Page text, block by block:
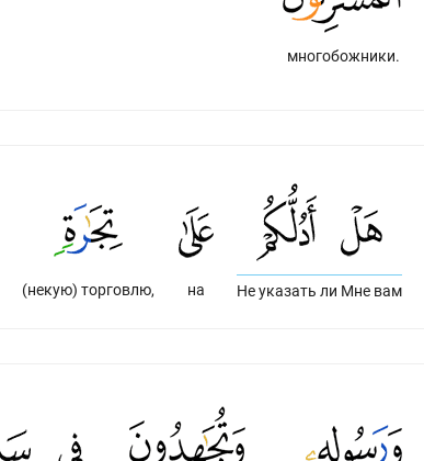
многобожники.
Не указать ли Мне вам
на
(некую) торговлю,